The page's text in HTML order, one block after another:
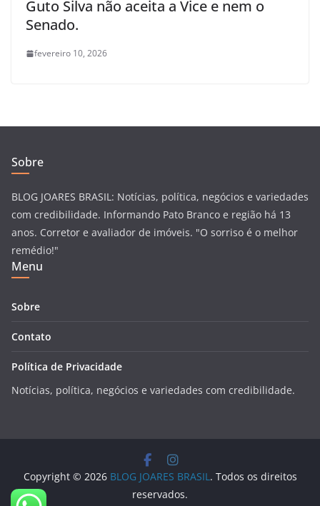
Guto Silva não aceita a Vice e nem o
Senado.
fevereiro 10, 2026
Sobre
BLOG JOARES BRASIL: Notícias, política, negócios e variedades
com credibilidade. Informando Pato Branco e região há 13
anos. Corretor e avaliador de imóveis. "O sorriso é o melhor
remédio!"
Menu
Sobre
Contato
Política de Privacidade
Notícias, política, negócios e variedades com credibilidade.
Copyright © 2026 BLOG JOARES BRASIL. Todos os direitos
reservados.